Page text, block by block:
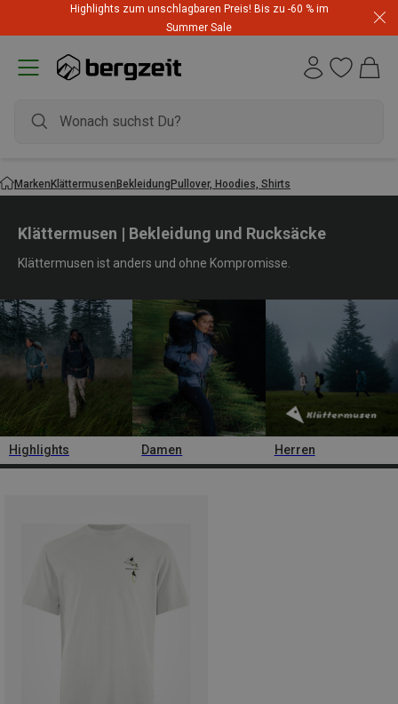
Highlights zum unschlagbaren Preis! Bis zu -60 % im
Summer Sale
MarkenKlättermusenBekleidungPullover, Hoodies, Shirts
Klättermusen | Bekleidung und Rucksäcke
Klättermusen ist anders und ohne Kompromisse.
Highlights Damen Herren